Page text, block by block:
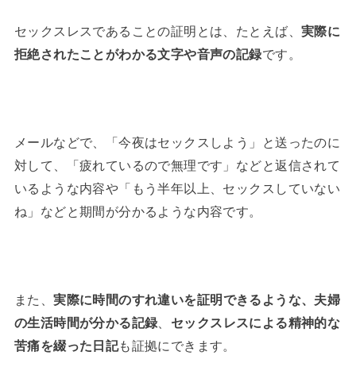
セックスレスであることの証明とは、たとえば、 実際に
拒絶されたことがわかる文字や音声の記録です。
メールなどで、「今夜はセックスしよう」と送ったのに
対して、「疲れているので無理です」などと返信されて
いるような内容や「もう半年以上、セックスしていない
ね」などと期間が分かるような内容です。
また、実際に時間のすれ違いを証明できるような、夫婦
の生活時間が分かる記録、 セックスレスによる精神的な
苦痛を綴った日記も証拠にできます。